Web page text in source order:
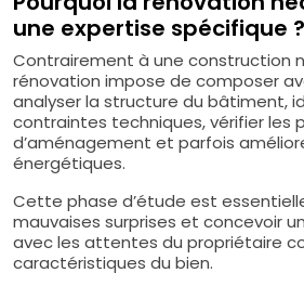
une expertise spécifique ?
Contrairement à une construction
rénovation impose de composer
analyser la structure du bâtiment,
contraintes techniques, vérifier les
d’aménagement et parfois
énergétiques.
Cette phase d’étude est
mauvaises surprises et concevoir
avec les attentes du propriétaire
caractéristiques du bien.